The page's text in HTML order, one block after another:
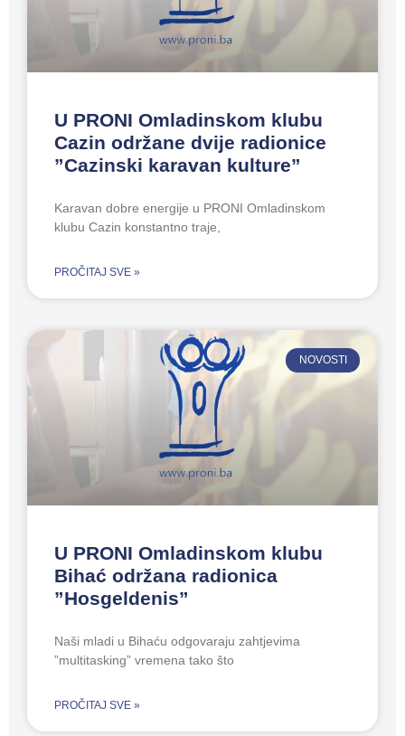
U PRONI Omladinskom klubu
Cazin održane dvije radionice
”Cazinski karavan kulture”
Karavan dobre energije u PRONI Omladinskom
klubu Cazin konstantno traje,
PROČITAJ SVE »
NOVOSTI
U PRONI Omladinskom klubu
Bihać održana radionica
”Hosgeldenis”
Naši mladi u Bihaću odgovaraju zahtjevima
”multitasking” vremena tako što
PROČITAJ SVE »